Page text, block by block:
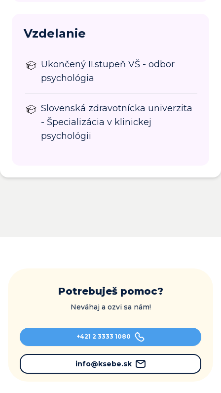
Vzdelanie
Ukončený II.stupeň VŠ - odbor
psychológia
Slovenská zdravotnícka univerzita
- Špecializácia v klinickej
psychológii
Potrebuješ pomoc?
Neváhaj a ozvi sa nám!
+421 2 3333 1080
info@ksebe.sk